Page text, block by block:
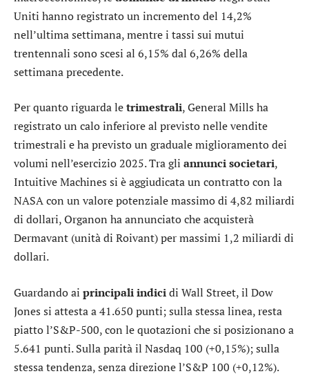
Uniti hanno registrato un incremento del 14,2%
nell’ultima settimana, mentre i tassi sui mutui
trentennali sono scesi al 6,15% dal 6,26% della
settimana precedente.
Per quanto riguarda letrimestrali,General Mills ha
registrato un calo inferiore al previsto nelle vendite
trimestrali e ha previsto un graduale miglioramento dei
volumi nell’esercizio 2025. Tra gli annunci societari,
Intuitive Machines si è aggiudicata un contratto con la
NASA con un valore potenziale massimo di 4,82 miliardi
di dollari,Organon ha annunciato che acquisterà
Dermavant (unità di Roivant) per massimi 1,2 miliardi di
dollari.
Guardando ai principali indicidi Wall Street, il Dow
Jones si attesta a 41.650 punti; sulla stessa linea, resta
piatto l’S&P-500, con le quotazioni che si posizionano a
5.641 punti. Sulla parità il Nasdaq 100 (+0,15%); sulla
stessa tendenza, senza direzione l’S&P 100 (+0,12%).